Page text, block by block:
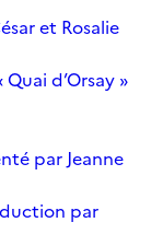
et Rosalie
d’Orsay »
par Jeanne
par